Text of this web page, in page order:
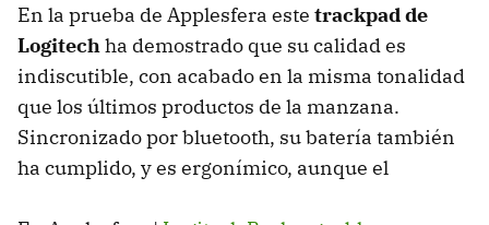
En la prueba de Applesfera este trackpad de
Logitechha demostrado que su calidad es
indiscutible, con acabado en la misma tonalidad
que los últimos productos de la manzana.
Sincronizado por bluetooth, su batería también
ha cumplido, y es ergonímico, aunque el